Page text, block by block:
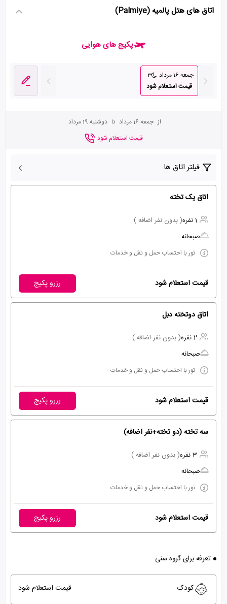
اتاق های هتل پالمیه (Palmiye)
پکیج های هوایی
جمعه 16 مرداد
3
قیمت استعلام شود
از جمعه 16 مرداد تا دوشنبه 19 مرداد
قیمت استعلام شود
فیلتر اتاق ها
اتاق یک تخته
1 نفره
( بدون نفر اضافه )
صبحانه
تور با احتساب حمل و نقل و خدمات
قیمت استعلام شود رزرو پکیج
اتاق دوتخته دبل
2 نفره
( بدون نفر اضافه )
صبحانه
تور با احتساب حمل و نقل و خدمات
قیمت استعلام شود رزرو پکیج
سه تخته (دو تخته+نفر اضافه)
3 نفره
( بدون نفر اضافه )
صبحانه
تور با احتساب حمل و نقل و خدمات
قیمت استعلام شود رزرو پکیج
تعرفه برای گروه سنی
کودک قیمت استعلام شود